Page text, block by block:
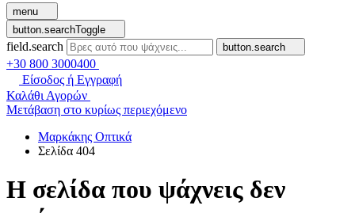
menu
button.searchToggle
field.search button.search
+30 800 3000400
Είσοδος ή Εγγραφή
Καλάθι Αγορών
Μετάβαση στο κυρίως περιεχόμενο
Μαρκάκης Οπτικά
Σελίδα 404
Η σελίδα που ψάχνεις δεν